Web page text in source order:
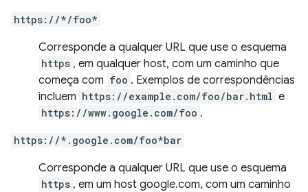
https://*/foo*
Corresponde a qualquer URL que use o esquema
https , em qualquer host, com um caminho que
começa com foo . Exemplos de correspondências
incluem https://example.com/foo/bar.html e
https://www.google.com/foo .
https://*.google.com/foo*bar
Corresponde a qualquer URL que use o esquema
https , em um host google.com, com um caminho